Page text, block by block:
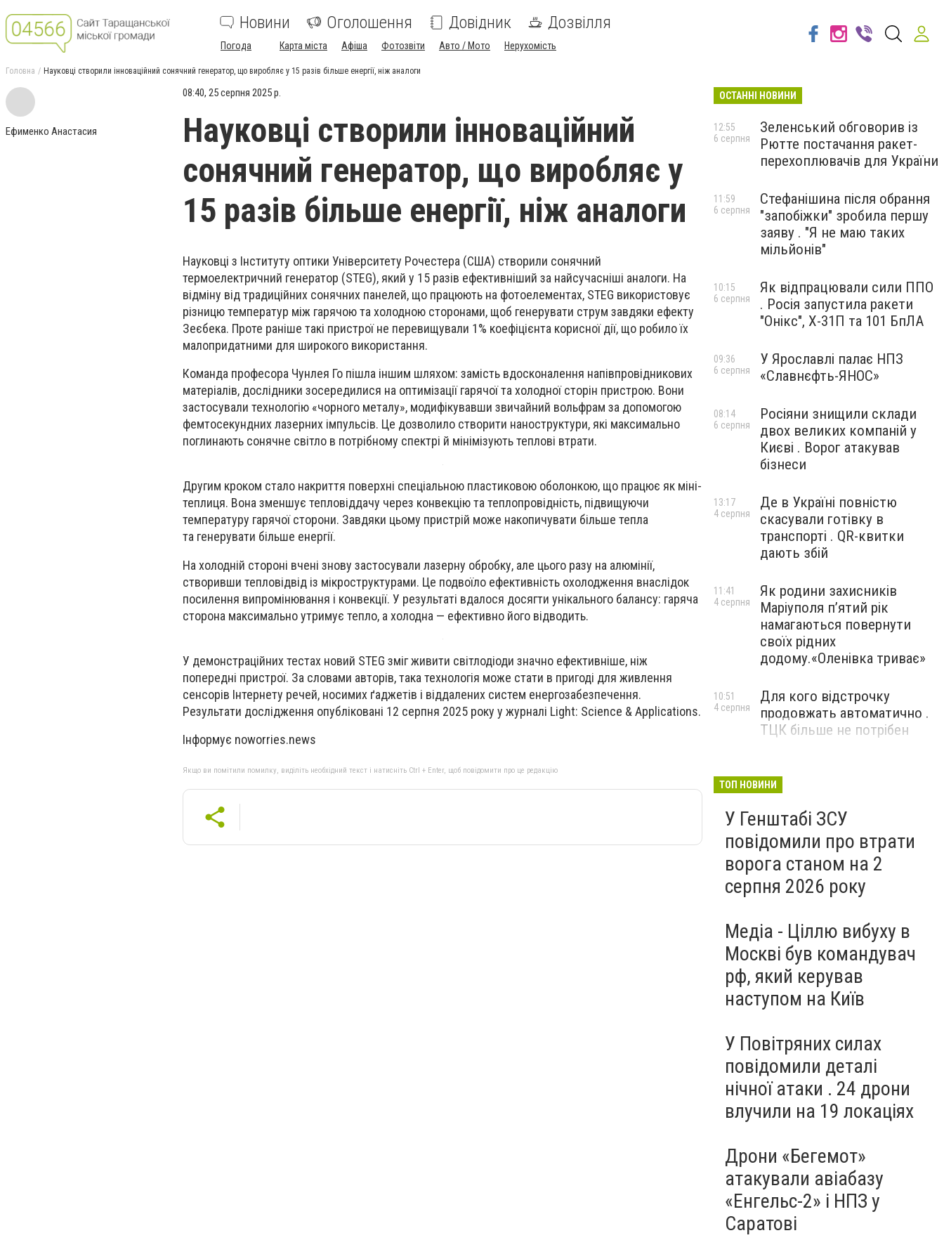
Новини Оголошення Довідник Дозвілля
Погода Карта міста Афіша Фотозвіти Авто / Мото Нерухомість
Головна Науковці створили інноваційний сонячний генератор, що виробляє у 15 разів більше енергії, ніж аналоги
Ефименко Анастасия
08:40, 25 серпня 2025 р.
Науковці створили інноваційний
сонячний генератор, що виробляє у
15 разів більше енергії, ніж аналоги
Науковці з Інституту оптики Університету Рочестера (США) створили сонячний
термоелектричний генератор (STEG), який у 15 разів ефективніший за найсучасніші аналоги. На
відміну від традиційних сонячних панелей, що працюють на фотоелементах, STEG використовує
різницю температур між гарячою та холодною сторонами, щоб генерувати струм завдяки ефекту
Зеєбека. Проте раніше такі пристрої не перевищували 1% коефіцієнта корисної дії, що робило їх
малопридатними для широкого використання.
Команда професора Чунлея Го пішла іншим шляхом: замість вдосконалення напівпровідникових
матеріалів, дослідники зосередилися на оптимізації гарячої та холодної сторін пристрою. Вони
застосували технологію «чорного металу», модифікувавши звичайний вольфрам за допомогою
фемтосекундних лазерних імпульсів. Це дозволило створити наноструктури, які максимально
поглинають сонячне світло в потрібному спектрі й мінімізують теплові втрати.
Другим кроком стало накриття поверхні спеціальною пластиковою оболонкою, що працює як міні-
теплиця. Вона зменшує тепловіддачу через конвекцію та теплопровідність, підвищуючи
температуру гарячої сторони. Завдяки цьому пристрій може накопичувати більше тепла
та генерувати більше енергії.
На холодній стороні вчені знову застосували лазерну обробку, але цього разу на алюмінії,
створивши тепловідвід із мікроструктурами. Це подвоїло ефективність охолодження внаслідок
посилення випромінювання і конвекції. У результаті вдалося досягти унікального балансу: гаряча
сторона максимально утримує тепло, а холодна — ефективно його відводить.
У демонстраційних тестах новий STEG зміг живити світлодіоди значно ефективніше, ніж
попередні пристрої. За словами авторів, така технологія може стати в пригоді для живлення
сенсорів Інтернету речей, носимих ґаджетів і віддалених систем енергозабезпечення.
Результати дослідження опубліковані 12 серпня 2025 року у журналі Light: Science & Applications.
Інформує noworries.news
Якщо ви помітили помилку, виділіть необхідний текст і натисніть Ctrl + Enter, щоб повідомити про це редакцію
ОСТАННІ НОВИНИ
Зеленський обговорив із
Рютте постачання ракет-
перехоплювачів для України
12:55
6 серпня
Стефанішина після обрання
"запобіжки" зробила першу
заяву . "Я не маю таких
мільйонів"
11:59
6 серпня
Як відпрацювали сили ППО
. Росія запустила ракети
"Онікс", Х-31П та 101 БпЛА
10:15
6 серпня
У Ярославлі палає НПЗ
«Славнєфть-ЯНОС»
09:36
6 серпня
Росіяни знищили склади
двох великих компаній у
Києві . Ворог атакував
бізнеси
08:14
6 серпня
Де в Україні повністю
скасували готівку в
транспорті . QR-квитки
дають збій
13:17
4 серпня
Як родини захисників
Маріуполя пʼятий рік
намагаються повернути
своїх рідних
додому.«Оленівка триває»
11:41
4 серпня
Для кого відстрочку
продовжать автоматично .
ТЦК більше не потрібен
10:51
4 серпня
ТОП НОВИНИ
У Генштабі ЗСУ
повідомили про втрати
ворога станом на 2
серпня 2026 року
Медіа - Ціллю вибуху в
Москві був командувач
рф, який керував
наступом на Київ
У Повітряних силах
повідомили деталі
нічної атаки . 24 дрони
влучили на 19 локаціях
Дрони «Бегемот»
атакували авіабазу
«Енгельс-2» і НПЗ у
Саратові